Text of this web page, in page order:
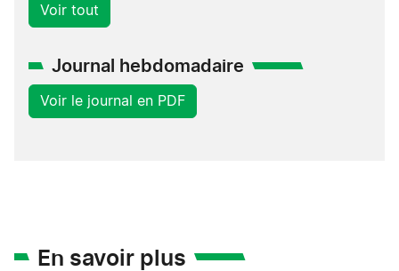
Voir tout
Journal hebdomadaire
Voir le journal en PDF
En savoir plus